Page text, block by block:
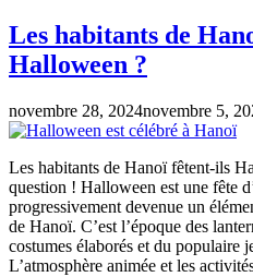
Les habitants de
Halloween ?
novembre 28, 2024novembre 5,
Les habitants de Hanoï fêtent-ils
question ! Halloween est une fête
progressivement devenue un
de Hanoï. C’est l’époque des
costumes élaborés et du populaire
L’atmosphère animée et les